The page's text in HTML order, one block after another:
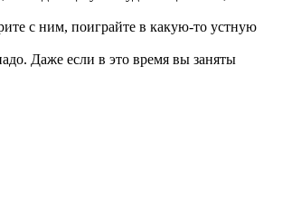
с ним, поиграйте в какую-то устную
Даже если в это время вы заняты